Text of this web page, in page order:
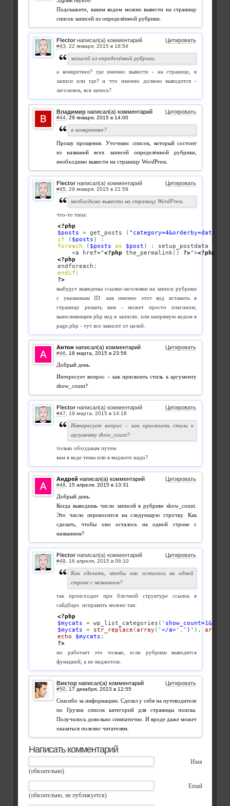
Подскажите, каким кодом можно вывести на страницу
список записей из определённой рубрики.
Flector написал(а) комментарий Цитировать
#43
записей из определённой рубрики.
а конкретнее? где именно вывести - на странице, в
записи или где? и что именно должно выводится -
заголовок, вся запись?
Владимир написал(а) комментарий Цитировать
#44
а конкретнее?
Прошу прощения. Уточнаю: список, который состоит
из названий всех записей определённой рубрики,
необходимо вывести на страницу WordPress.
Flector написал(а) комментарий Цитировать
#45
необходимо вывести на страницу WordPress.
что-то типа:
<?php
$posts
= get_posts (
if
( $posts )
:
foreach
( $posts as $post ) : setup_postdata (
    <a href="
<?php the_permalink( ) ?>"><?php
<?php
endforeach ;
endif ;
?>
выбудут выведены ссылки-заголовки на записи рубрики
с указанным ID. как именно этот код вставить в
страницу решать вам - может просто плагином,
выполняющим php код в записях. или напрямую кодом в
page.php - тут все зависит от целей.
Антон написал(а) комментарий Цитировать
#46
Добрый день.
Интересует вопрос – как присвоить стиль к аргументу
show_count?
Flector написал(а) комментарий Цитировать
#47
Интересует вопрос – как присвоить стиль к
аргументу show_count?
только обходным путем.
вам в коде темы или в виджете надо?
Андрей написал(а) комментарий Цитировать
#48
Добрый день.
Когда выводишь число записей в рубрике show_count.
Это число переносится на следующую строчку. Как
сделать, чтобы оно осталось на одной строке с
названием?
Flector написал(а) комментарий Цитировать
#49
Как сделать, чтобы оно осталось на одной
строке с названием?
так происходит при блочной структуре ссылок в
сайдбаре. исправить можно так:
<?php
$mycats
= wp_list_categories (
$mycats
= str_replace (array ( '</a>' , ')' ) , array
echo
$mycats ;
?>
но работает это только, если рубрики выводятся
функцией, а не виджетом.
Виктор написал(а) комментарий Цитировать
#50
Спасибо за информацию. Сделал у себя на путеводителе
по Грузии список категорий для страницы поиска.
Получилось довольно симпатично. И вроде даже может
оказаться полезно читателям.
Написать комментарий
Имя
(обязательно)
Email
(обязательно, не публикуется)